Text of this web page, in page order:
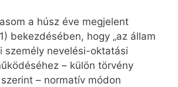
a húsz éve megjelent
bekezdésében, hogy „az állam
személy nevelési-oktatási
– külön törvény
– normatív módon